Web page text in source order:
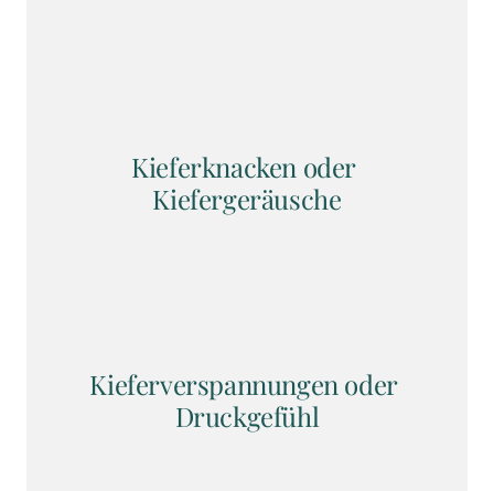
Kieferknacken oder
Kiefergeräusche
Kieferverspannungen oder
Druckgefühl